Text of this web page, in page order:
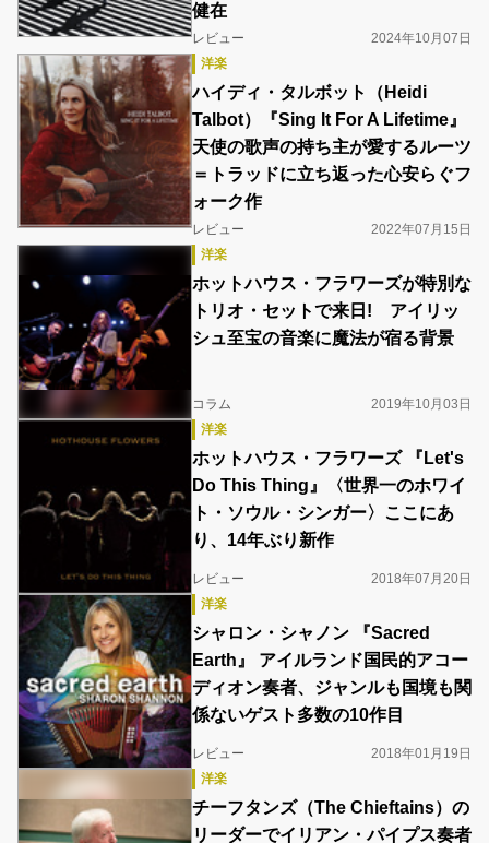
健在
レビュー
2024年10月07日
洋楽
ハイディ・タルボット（Heidi
Talbot）『Sing It For A Lifetime』
天使の歌声の持ち主が愛するルーツ
＝トラッドに立ち返った心安らぐフ
ォーク作
レビュー
2022年07月15日
洋楽
ホットハウス・フラワーズが特別な
トリオ・セットで来日! アイリッ
シュ至宝の音楽に魔法が宿る背景
コラム
2019年10月03日
洋楽
ホットハウス・フラワーズ 『Let's
Do This Thing』〈世界一のホワイ
ト・ソウル・シンガー〉ここにあ
り、14年ぶり新作
レビュー
2018年07月20日
洋楽
シャロン・シャノン 『Sacred
Earth』 アイルランド国民的アコー
ディオン奏者、ジャンルも国境も関
係ないゲスト多数の10作目
レビュー
2018年01月19日
洋楽
チーフタンズ（The Chieftains）の
リーダーでイリアン・パイプス奏者